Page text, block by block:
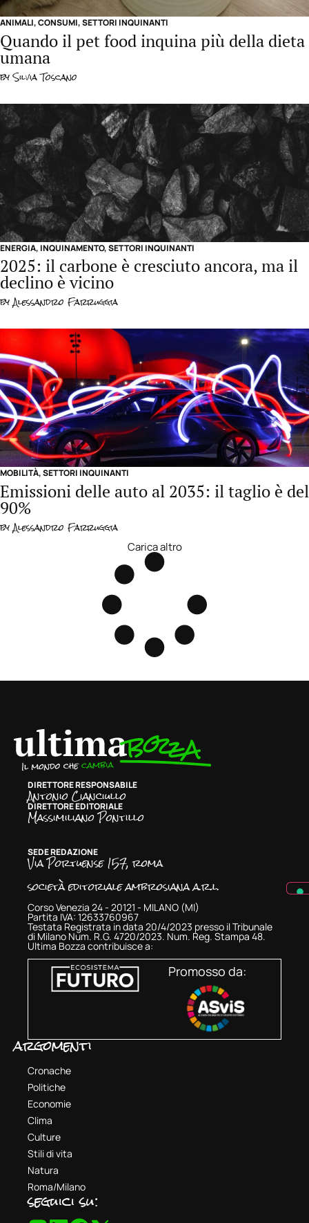
ANIMALI,CONSUMI,SETTORI INQUINANTI
Quando il pet food inquina più della dieta
umana
bySilvia Toscano
ENERGIA, INQUINAMENTO,SETTORI INQUINANTI
2025: il carbone è cresciuto ancora, ma il
declino è vicino
byAlessandro Farruggia
MOBILITÀ,SETTORI INQUINANTI
Emissioni delle auto al 2035: il taglio è del
90%
byAlessandro Farruggia
Carica altro
DIRETTORE RESPONSABILE
Antonio Cianciullo
DIRETTORE EDITORIALE
Massimiliano Pontillo
SEDE REDAZIONE
Via Portuense 157, roma
società editoriale ambrosiana a.r.l.
Corso Venezia 24 - 20121 - MILANO (MI)
Partita IVA: 12633760967
Testata Registrata in data 20/4/2023 presso il Tribunale
di Milano Num. R.G. 4720/2023. Num. Reg. Stampa 48.
Ultima Bozza contribuisce a:
Promosso da:
argomenti
Cronache
Politiche
Economie
Clima
Culture
Stili di vita
Natura
Roma/Milano
seguici su: